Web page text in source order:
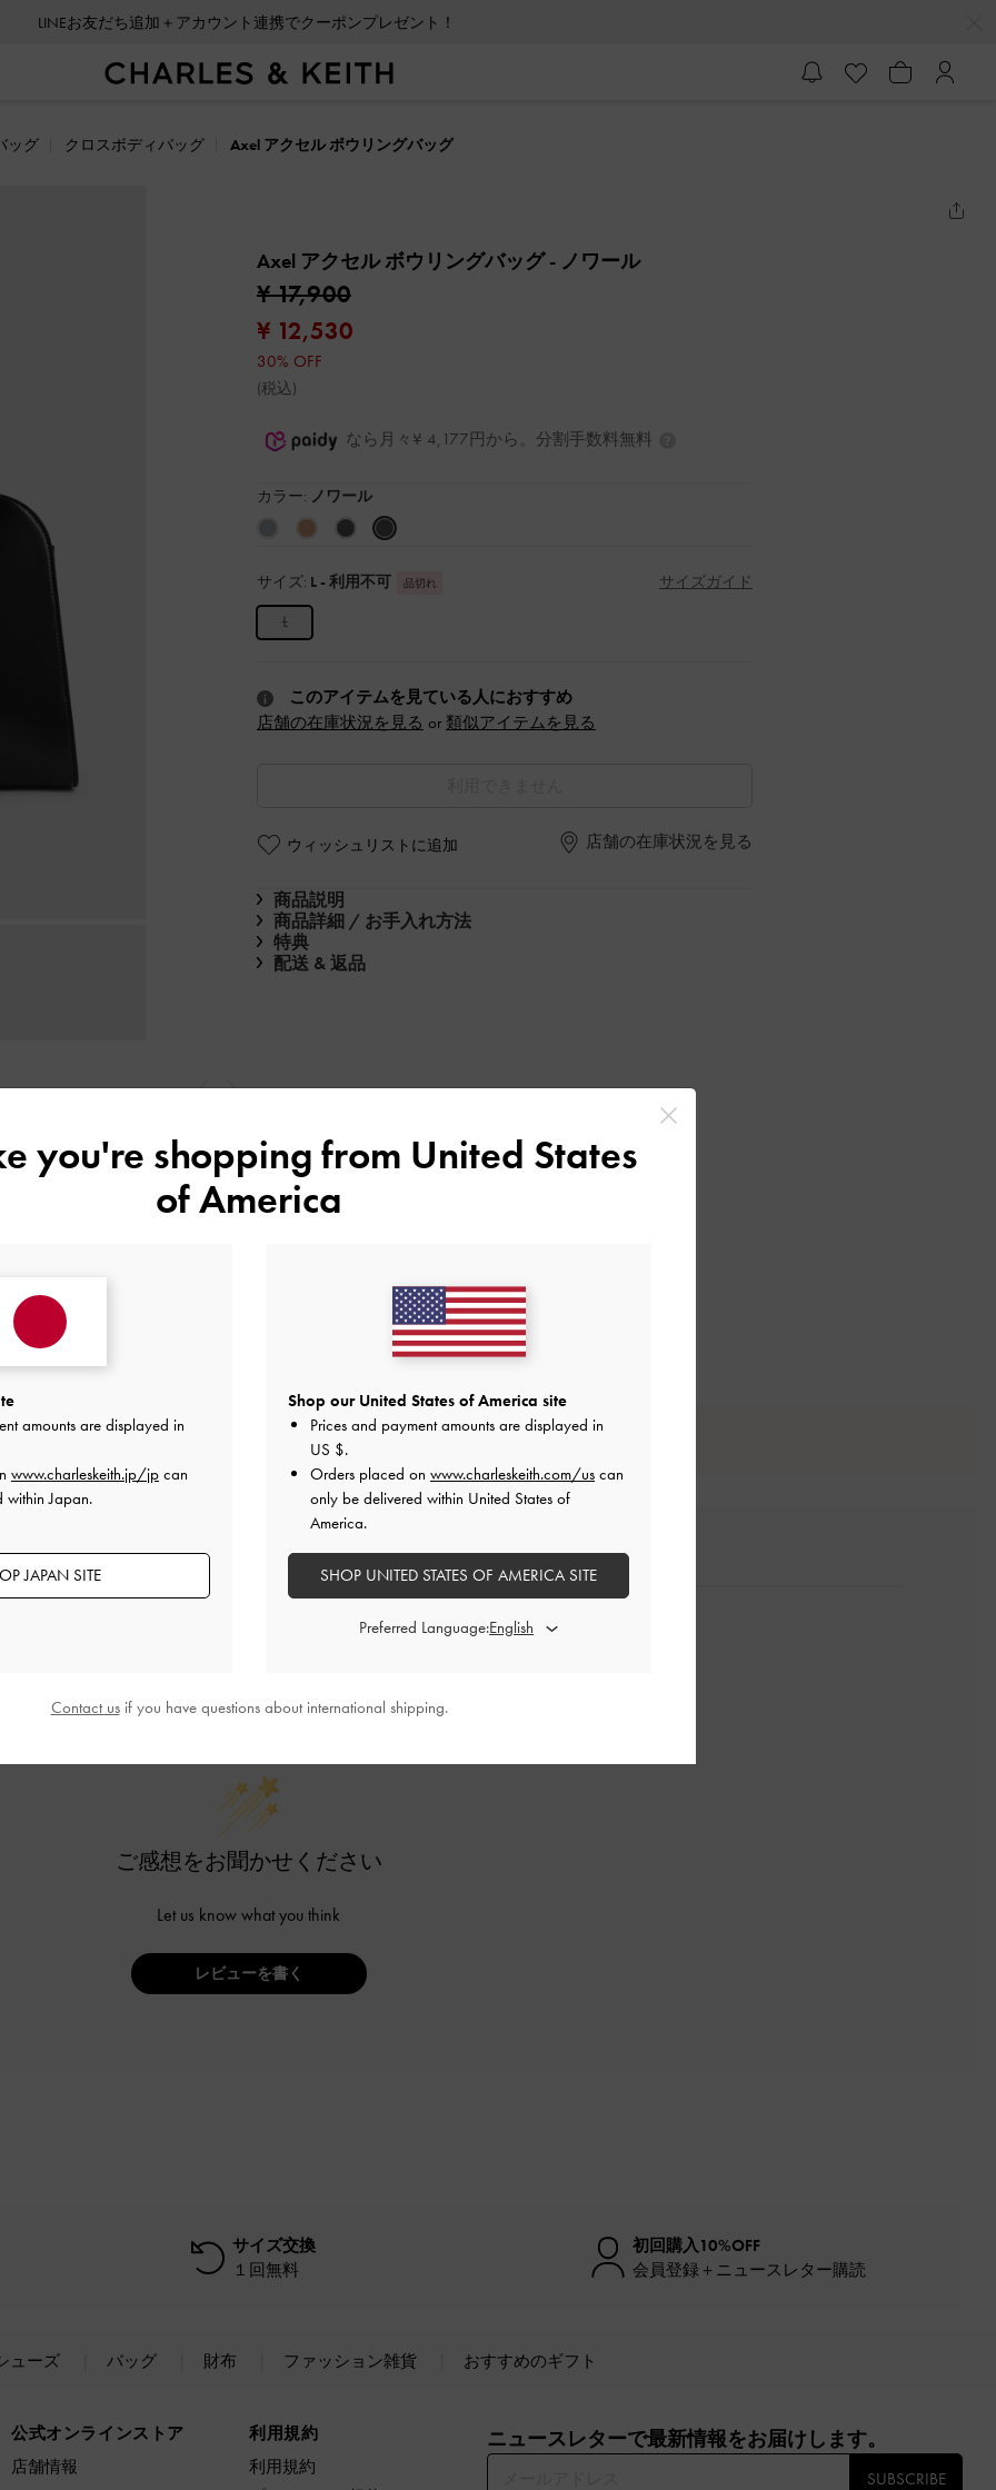
LINEお友だち追加＋アカウント連携でクーポンプレゼント！
ッグ クロスボディバッグ Axel アクセル ボウリングバッグ
Axel アクセル ボウリングバッグ- ノワール
¥ 17,900
¥ 12,530
30% OFF
(税込)
なら月々¥ 4,177円から。分割手数料無料
カラー: ノワール
サイズ: L - 利用不可 品切れ サイズガイド
L
このアイテムを見ている人におすすめ
店舗の在庫状況を見る or 類似アイテムを見る
ウィッシュリストに追加 店舗の在庫状況を見る
商品説明
商品詳細 / お手入れ方法
特典
配送 & 返品
戻る次
レビューは購入した方のみ投稿ができます。
ご感想をお聞かせください
Let us know what you think
レビューを書く
サイズ交換
１回無料
初回購入10%OFF
会員登録＋ニュースレター購読
ューズ バッグ 財布 ファッション雑貨 おすすめのギフト
公式オンラインストア
店舗情報
利用規約
利用規約
ニュースレターで最新情報をお届けします。​
SUBSCRIBE
you're shopping from United States
of America
amounts are displayed in
www.charleskeith.jp/jp can
within Japan.
JAPAN SITE
Shop our United States of America site
Prices and payment amounts are displayed in
US $.
Orders placed on www.charleskeith.com/us can
only be delivered within United States of
America.
SHOP UNITED STATES OF AMERICA SITE
Preferred Language:
Contact usif you have questions about international shipping.